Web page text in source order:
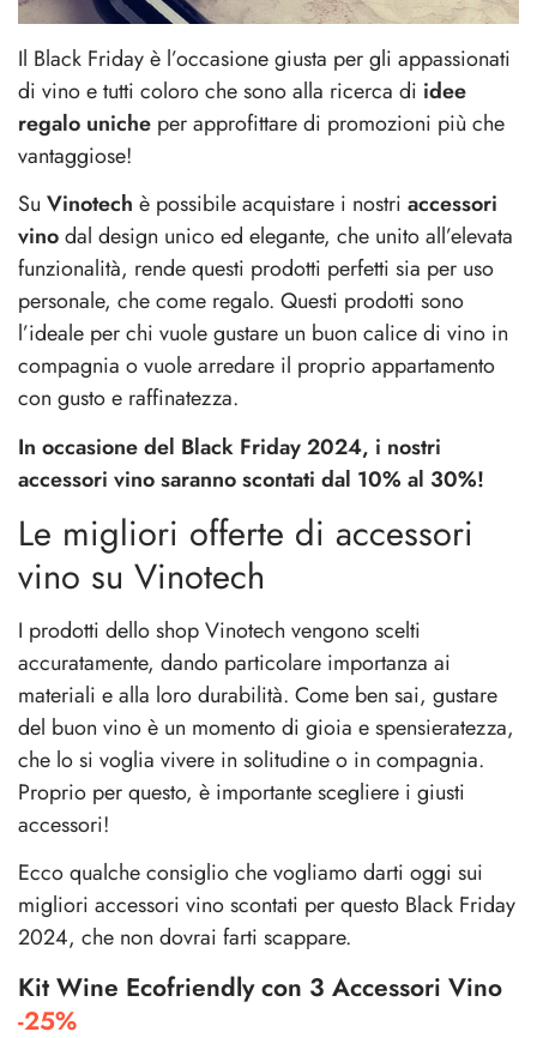
Il Black Friday è l’occasione giusta per gli appassionati
di vino e tutti coloro che sono alla ricerca di idee
regalo uniche per approfittare di promozioni più che
vantaggiose!
Su Vinotech è possibile acquistare i nostri accessori
vinodal design unico ed elegante, che unito all’elevata
funzionalità, rende questi prodotti perfetti sia per uso
personale, che come regalo. Questi prodotti sono
l’ideale per chi vuole gustare un buon calice di vino in
compagnia o vuole arredare il proprio appartamento
con gusto e raffinatezza.
In occasione del Black Friday 2024, i nostri
accessori vino saranno scontati dal 10% al 30%!
Le migliori offerte di accessori
vino su Vinotech
I prodotti dello shop Vinotech vengono scelti
accuratamente, dando particolare importanza ai
materiali e alla loro durabilità. Come ben sai, gustare
del buon vino è un momento di gioia e spensieratezza,
che lo si voglia vivere in solitudine o in compagnia.
Proprio per questo, è importante scegliere i giusti
accessori!
Ecco qualche consiglio che vogliamo darti oggi sui
migliori accessori vino scontati per questo Black Friday
2024, che non dovrai farti scappare.
Kit Wine Ecofriendly con 3 Accessori Vino
-25%